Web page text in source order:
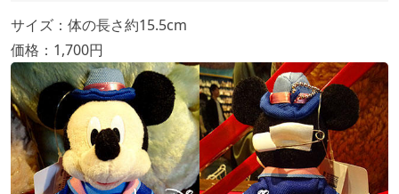
サイズ：体の長さ約15.5cm
価格：1,700円